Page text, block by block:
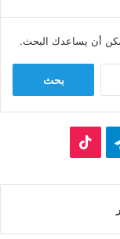
أن يساعدك البحث.
تيلقرام